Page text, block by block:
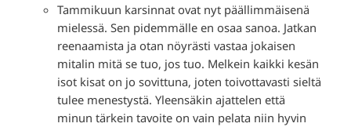
Tammikuun karsinnat ovat nyt päällimmäisenä
mielessä. Sen pidemmälle en osaa sanoa. Jatkan
reenaamista ja otan nöyrästi vastaa jokaisen
mitalin mitä se tuo, jos tuo. Melkein kaikki kesän
isot kisat on jo sovittuna, joten toivottavasti sieltä
tulee menestystä. Yleensäkin ajattelen että
minun tärkein tavoite on vain pelata niin hyvin